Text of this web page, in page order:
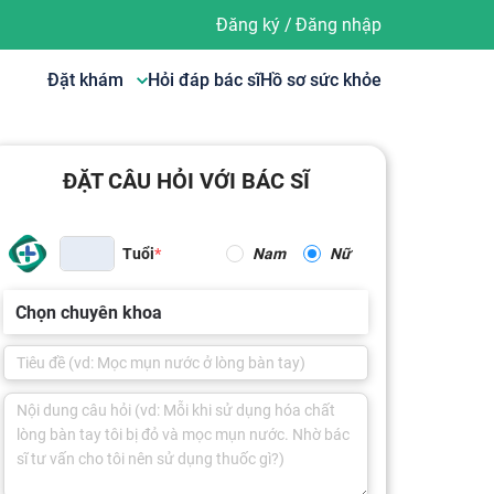
Đăng ký/ Đăng nhập
Đặt khám Hỏi đáp bác sĩHồ sơ sức khỏe
ĐẶT CÂU HỎI VỚI BÁC SĨ
Tuổi Nam Nữ
Chọn chuyên khoa